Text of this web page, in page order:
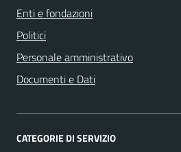
Enti e fondazioni
Politici
Personale amministrativo
Documenti e Dati
CATEGORIE DI SERVIZIO